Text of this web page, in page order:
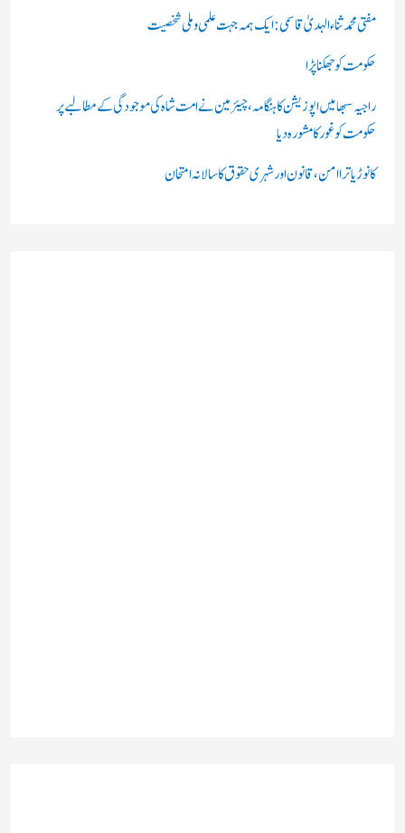
:
مفتی محمد ثناء الہدیٰ قاسمی: ایک ہمہ جہت علمی و ملی شخصیت
حکومت کو جھکنا پڑا
راجیہ سبھا میں اپوزیشن کا ہنگامہ، چیئرمین نے امت شاہ کی موجودگی کے مطالبے پر
حکومت کو غور کا مشورہ دیا
کانوڑ یاترا امن،قانون اور شہری حقوق کا سالانہ امتحان